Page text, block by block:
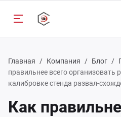
Назад
Назад
Назад
Главная Компания Блог
правильнее всего организовать
калибровке стенда развал-
Как